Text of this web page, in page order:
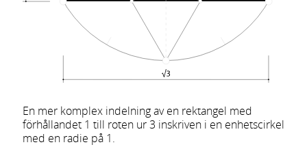
En mer komplex indelning av en rektangel med
förhållandet 1 till roten ur 3 inskriven i en enhetscirkel
med en radie på 1.